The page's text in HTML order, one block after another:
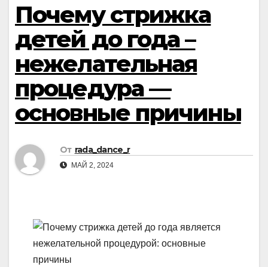
Почему стрижка
детей до года –
нежелательная
процедура —
основные причины
От rada_dance_r
МАЙ 2, 2024